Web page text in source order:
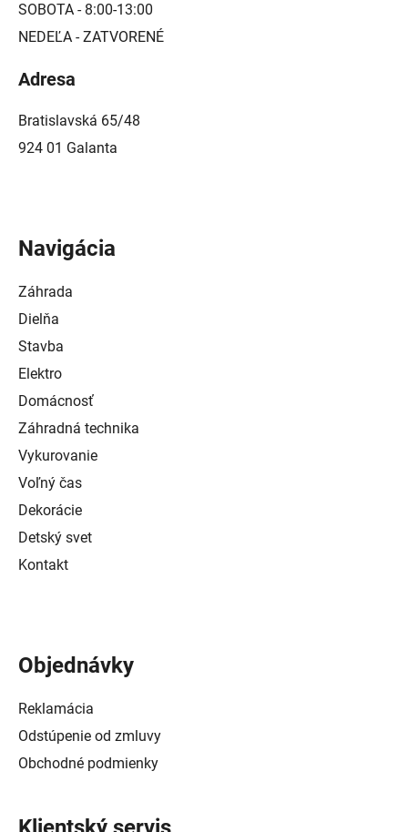
SOBOTA - 8:00-13:00
NEDEĽA - ZATVORENÉ
Adresa
Bratislavská 65/48
924 01 Galanta
Navigácia
Záhrada
Dielňa
Stavba
Elektro
Domácnosť
Záhradná technika
Vykurovanie
Voľný čas
Dekorácie
Detský svet
Kontakt
Objednávky
Reklamácia
Odstúpenie od zmluvy
Obchodné podmienky